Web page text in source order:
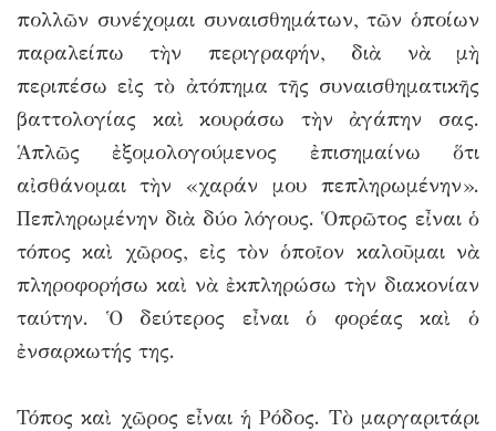
πολλῶν συνέχομαι συναισθημάτων, τῶν ὁποίων
παραλείπω τὴν περιγραφήν, διὰ νὰ μὴ
περιπέσω εἰς τὸ ἀτόπημα τῆς συναισθηματικῆς
βαττολογίας καὶ κουράσω τὴν ἀγάπην σας.
Ἁπλῶς ἐξομολογούμενος ἐπισημαίνω ὅτι
αἰσθάνομαι τὴν «χαράν μου πεπληρωμένην».
Πεπληρωμένην διὰ δύο λόγους. Ὁπρῶτος εἶναι ὁ
τόπος καὶ χῶρος, εἰς τὸν ὁποῖον καλοῦμαι νὰ
πληροφορήσω καὶ νὰ ἐκπληρώσω τὴν διακονίαν
ταύτην. Ὁ δεύτερος εἶναι ὁ φορέας καὶ ὁ
ἐνσαρκωτής της.
Τόπος καὶ χῶρος εἶναι ἡ Ρόδος. Τὸ μαργαριτάρι